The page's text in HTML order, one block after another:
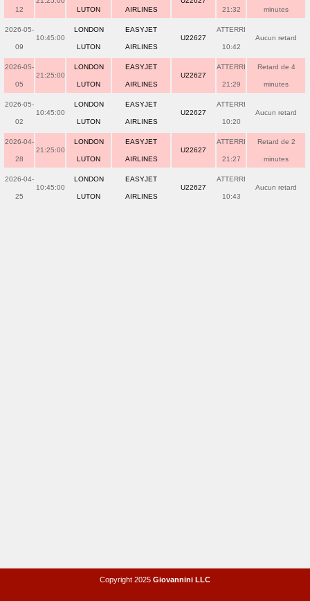
12 LUTON AIRLINES 21:32 minutes
2026-05-
09
10:45:00
LONDON
LUTON
EASYJET
AIRLINES
U22627
ATTERRI
10:42
Aucun retard
2026-05-
05
21:25:00
LONDON
LUTON
EASYJET
AIRLINES
U22627
ATTERRI
21:29
Retard de 4
minutes
2026-05-
02
10:45:00
LONDON
LUTON
EASYJET
AIRLINES
U22627
ATTERRI
10:20
Aucun retard
2026-04-
28
21:25:00
LONDON
LUTON
EASYJET
AIRLINES
U22627
ATTERRI
21:27
Retard de 2
minutes
2026-04-
25
10:45:00
LONDON
LUTON
EASYJET
AIRLINES
U22627
ATTERRI
10:43
Aucun retard
Copyright 2025 Giovannini LLC